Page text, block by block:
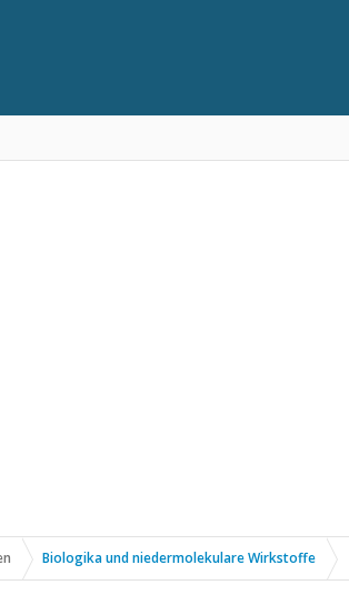
Biologika und niedermolekulare Wirkstoffe